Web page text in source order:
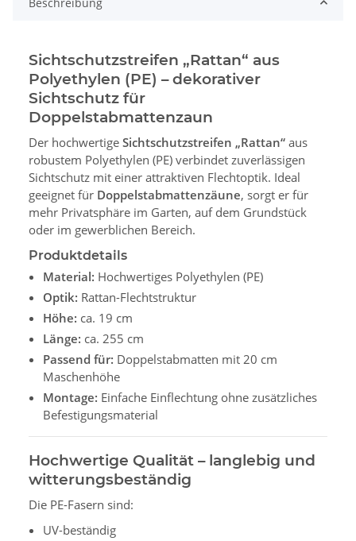
Sichtschutzstreifen „Rattan“ aus
Polyethylen (PE) – dekorativer
Sichtschutz für
Doppelstabmattenzaun
Der hochwertige Sichtschutzstreifen „Rattan“ aus
robustem Polyethylen (PE) verbindet zuverlässigen
Sichtschutz mit einer attraktiven Flechtoptik. Ideal
geeignet für Doppelstabmattenzäune, sorgt er für
mehr Privatsphäre im Garten, auf dem Grundstück
oder im gewerblichen Bereich.
Produktdetails
Material: Hochwertiges Polyethylen (PE)
Optik: Rattan-Flechtstruktur
Höhe: ca. 19 cm
Länge: ca. 255 cm
Passend für: Doppelstabmatten mit 20 cm
Maschenhöhe
Montage: Einfache Einflechtung ohne zusätzliches
Befestigungsmaterial
Hochwertige Qualität – langlebig und
witterungsbeständig
Die PE-Fasern sind:
UV-beständig